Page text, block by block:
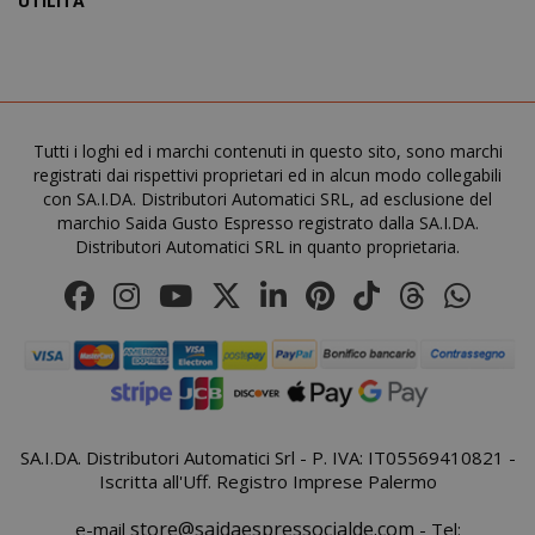
Tutti i loghi ed i marchi contenuti in questo sito, sono marchi
registrati dai rispettivi proprietari ed in alcun modo collegabili
con SA.I.DA. Distributori Automatici SRL, ad esclusione del
marchio Saida Gusto Espresso registrato dalla SA.I.DA.
Distributori Automatici SRL in quanto proprietaria.
SA.I.DA. Distributori Automatici Srl - P. IVA: IT05569410821 -
Iscritta all'Uff. Registro Imprese Palermo
e-mail store@saidaespressocialde.com - Tel:
product_data_storage Adobe Inc.
FPGSID